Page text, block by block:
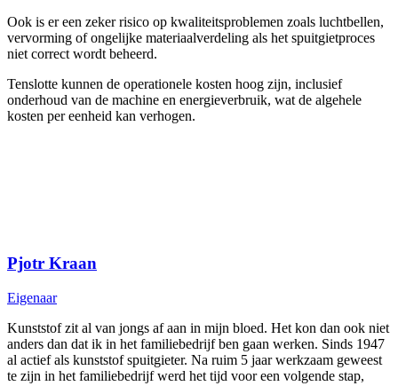
Ook is er een zeker risico op kwaliteitsproblemen zoals luchtbellen,
vervorming of ongelijke materiaalverdeling als het spuitgietproces
niet correct wordt beheerd.
Tenslotte kunnen de operationele kosten hoog zijn, inclusief
onderhoud van de machine en energieverbruik, wat de algehele
kosten per eenheid kan verhogen.
Pjotr Kraan
Eigenaar
Kunststof zit al van jongs af aan in mijn bloed. Het kon dan ook niet
anders dan dat ik in het familiebedrijf ben gaan werken. Sinds 1947
al actief als kunststof spuitgieter. Na ruim 5 jaar werkzaam geweest
te zijn in het familiebedrijf werd het tijd voor een volgende stap,